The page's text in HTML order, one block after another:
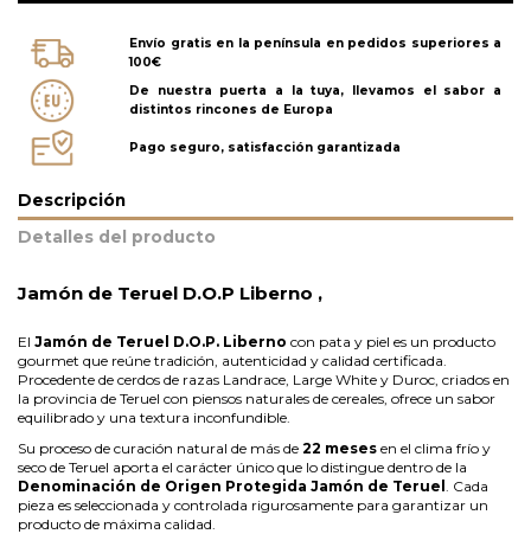
Envío gratis en la península en pedidos superiores a
100€
De nuestra puerta a la tuya, llevamos el sabor a
distintos rincones de Europa
Pago seguro, satisfacción garantizada
Descripción
Detalles del producto
Jamón de Teruel D.O.P Liberno ,
El Jamón de Teruel D.O.P. Liberno con pata y piel es un producto
gourmet que reúne tradición, autenticidad y calidad certificada.
Procedente de cerdos de razas Landrace, Large White y Duroc, criados en
la provincia de Teruel con piensos naturales de cereales, ofrece un sabor
equilibrado y una textura inconfundible.
Su proceso de curación natural de más de 22 meses en el clima frío y
seco de Teruel aporta el carácter único que lo distingue dentro de la
Denominación de Origen Protegida Jamón de Teruel
. Cada
pieza es seleccionada y controlada rigurosamente para garantizar un
producto de máxima calidad.